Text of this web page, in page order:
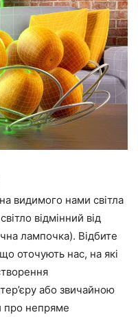
видимого нами світла
відмінний від
лампочка). Відбите
оточують нас, на які
або звичайною
про непряме